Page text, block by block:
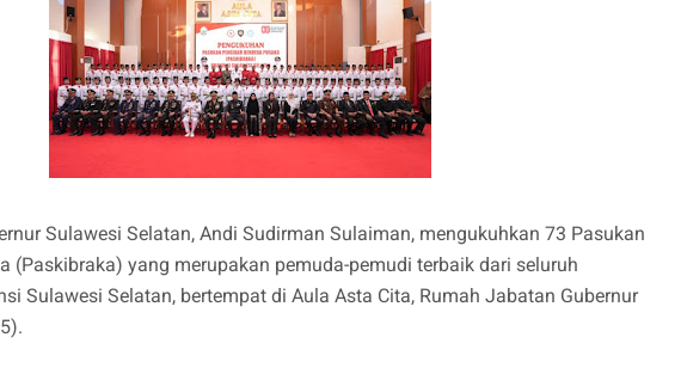
Sulawesi Selatan, Andi Sudirman Sulaiman, mengukuhkan 73 Pasukan
(Paskibraka) yang merupakan pemuda-pemudi terbaik dari seluruh
Sulawesi Selatan, bertempat di Aula Asta Cita, Rumah Jabatan Gubernur